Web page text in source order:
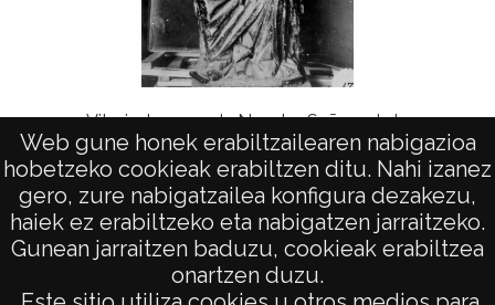
Web gune honek erabiltzailearen nabigazioa
hobetzeko cookieak erabiltzen ditu. Nahi izanez
gero, zure nabigatzailea konfigura dezakezu,
haiek ez erabiltzeko eta nabigatzen jarraitzeko.
Gunean jarraitzen baduzu, cookieak erabiltzea
onartzen duzu.
Vitoria. Imagen de Nuestra Señora de la
Esclavitud en la catedral
AVISO LEGAL